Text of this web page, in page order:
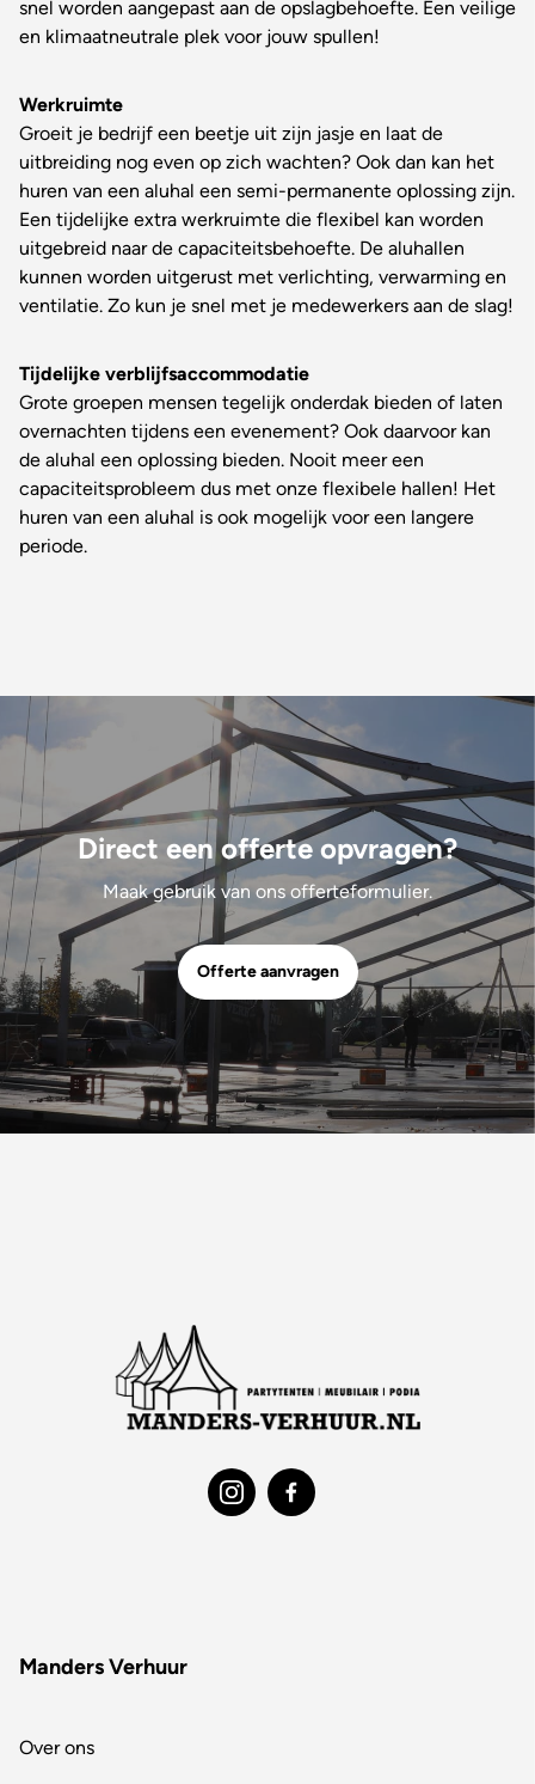
snel worden aangepast aan de opslagbehoefte. Een veilige
en klimaatneutrale plek voor jouw spullen!
Werkruimte
Groeit je bedrijf een beetje uit zijn jasje en laat de
uitbreiding nog even op zich wachten? Ook dan kan het
huren van een aluhal een semi-permanente oplossing zijn.
Een tijdelijke extra werkruimte die flexibel kan worden
uitgebreid naar de capaciteitsbehoefte. De aluhallen
kunnen worden uitgerust met verlichting, verwarming en
ventilatie. Zo kun je snel met je medewerkers aan de slag!
Tijdelijke verblijfsaccommodatie
Grote groepen mensen tegelijk onderdak bieden of laten
overnachten tijdens een evenement? Ook daarvoor kan
de aluhal een oplossing bieden. Nooit meer een
capaciteitsprobleem dus met onze flexibele hallen! Het
huren van een aluhal is ook mogelijk voor een langere
periode.
Direct een offerte opvragen?
Maak gebruik van ons offerteformulier.
Offerte aanvragen
Manders Verhuur
Over ons